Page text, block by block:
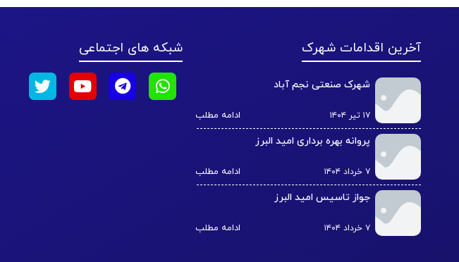
آخرین اقدامات شهرک
شهرک صنعتی نجم آباد
۱۷ تیر ۱۴۰۴ ادامه مطلب
پروانه بهره برداری امید البرز
۷ خرداد ۱۴۰۴ ادامه مطلب
جواز تاسیس امید البرز
۷ خرداد ۱۴۰۴ ادامه مطلب
شبکه های اجتماعی